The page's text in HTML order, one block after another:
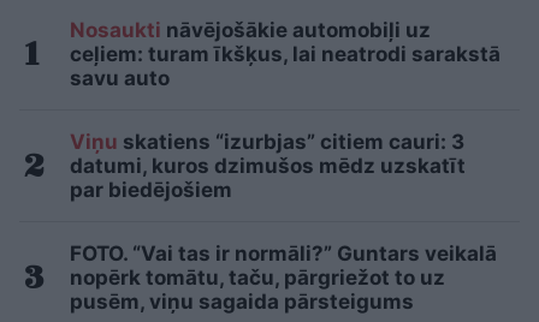
Nosaukti nāvējošākie automobiļi uz
ceļiem: turam īkšķus, lai neatrodi sarakstā
savu auto
Viņu skatiens “izurbjas” citiem cauri: 3
datumi, kuros dzimušos mēdz uzskatīt
par biedējošiem
FOTO. “Vai tas ir normāli?” Guntars veikalā
nopērk tomātu, taču, pārgriežot to uz
pusēm, viņu sagaida pārsteigums